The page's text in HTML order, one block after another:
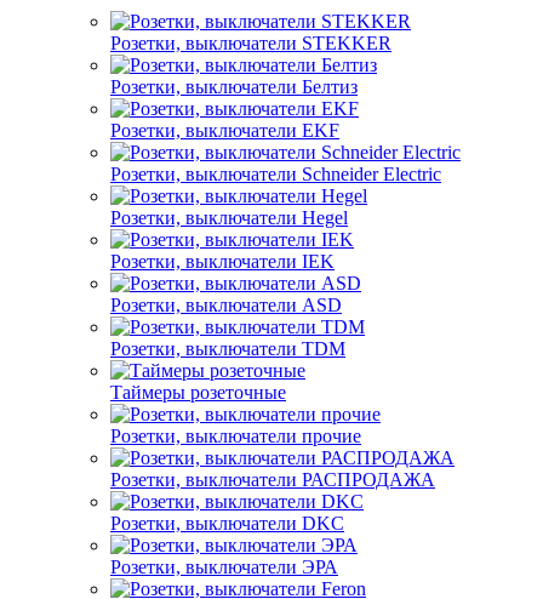
Розетки, выключатели STEKKER
Розетки, выключатели Белтиз
Розетки, выключатели EKF
Розетки, выключатели Schneider Electric
Розетки, выключатели Hegel
Розетки, выключатели IEK
Розетки, выключатели ASD
Розетки, выключатели TDM
Таймеры розеточные
Розетки, выключатели прочие
Розетки, выключатели РАСПРОДАЖА
Розетки, выключатели DKC
Розетки, выключатели ЭРА